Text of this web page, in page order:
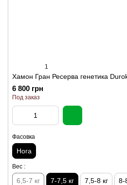
1
Хамон Гран Ресерва генетика
6 800 грн
Под заказ
Фасовка
Нога
Вес :
6,5-7 кг 7-7,5 кг 7,5-8 кг 8-